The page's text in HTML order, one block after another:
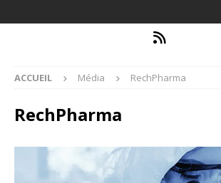
ACCUEIL Média RechPharma
RechPharma